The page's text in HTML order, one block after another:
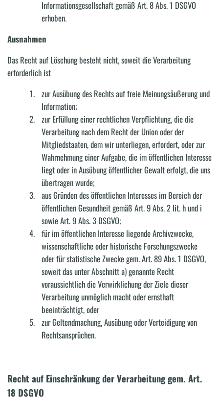
Informationsgesellschaft gemäß Art. 8 Abs. 1 DSGVO
erhoben.
Ausnahmen
Das Recht auf Löschung besteht nicht, soweit die Verarbeitung
erforderlich ist
zur Ausübung des Rechts auf freie Meinungsäußerung und
Information;
zur Erfüllung einer rechtlichen Verpflichtung, die die
Verarbeitung nach dem Recht der Union oder der
Mitgliedstaaten, dem wir unterliegen, erfordert, oder zur
Wahrnehmung einer Aufgabe, die im öffentlichen Interesse
liegt oder in Ausübung öffentlicher Gewalt erfolgt, die uns
übertragen wurde;
aus Gründen des öffentlichen Interesses im Bereich der
öffentlichen Gesundheit gemäß Art. 9 Abs. 2 lit. h und i
sowie Art. 9 Abs. 3 DSGVO;
für im öffentlichen Interesse liegende Archivzwecke,
wissenschaftliche oder historische Forschungszwecke
oder für statistische Zwecke gem. Art. 89 Abs. 1 DSGVO,
soweit das unter Abschnitt a) genannte Recht
voraussichtlich die Verwirklichung der Ziele dieser
Verarbeitung unmöglich macht oder ernsthaft
beeinträchtigt, oder
zur Geltendmachung, Ausübung oder Verteidigung von
Rechtsansprüchen.
Recht auf Einschränkung der Verarbeitung gem. Art.
18 DSGVO